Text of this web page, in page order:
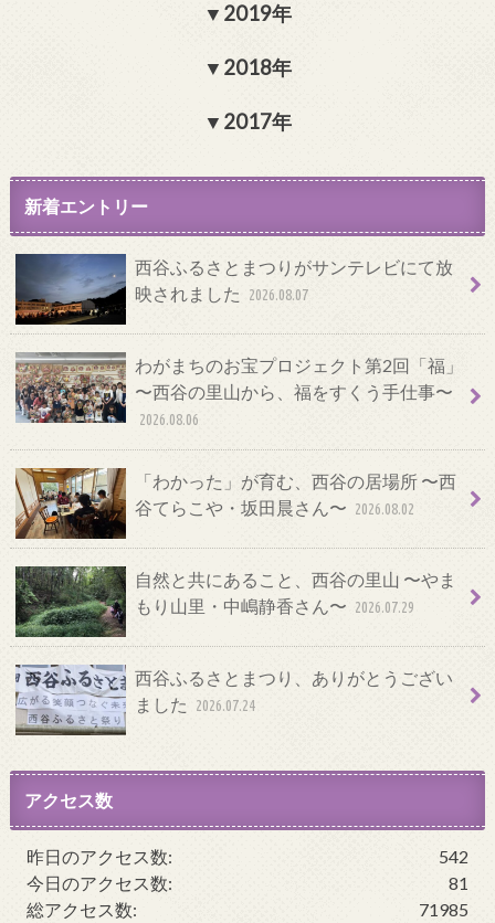
2019年
2018年
2017年
新着エントリー
西谷ふるさとまつりがサンテレビにて放
映されました
2026.08.07
わがまちのお宝プロジェクト第2回「福」
〜西谷の里山から、福をすくう手仕事〜
2026.08.06
「わかった」が育む、西谷の居場所 〜西
谷てらこや・坂田晨さん〜 2026.08.02
自然と共にあること、西谷の里山 〜やま
もり山里・中嶋静香さん〜 2026.07.29
西谷ふるさとまつり、ありがとうござい
ました
2026.07.24
アクセス数
542
昨日のアクセス数:
81
今日のアクセス数:
71985
総アクセス数: